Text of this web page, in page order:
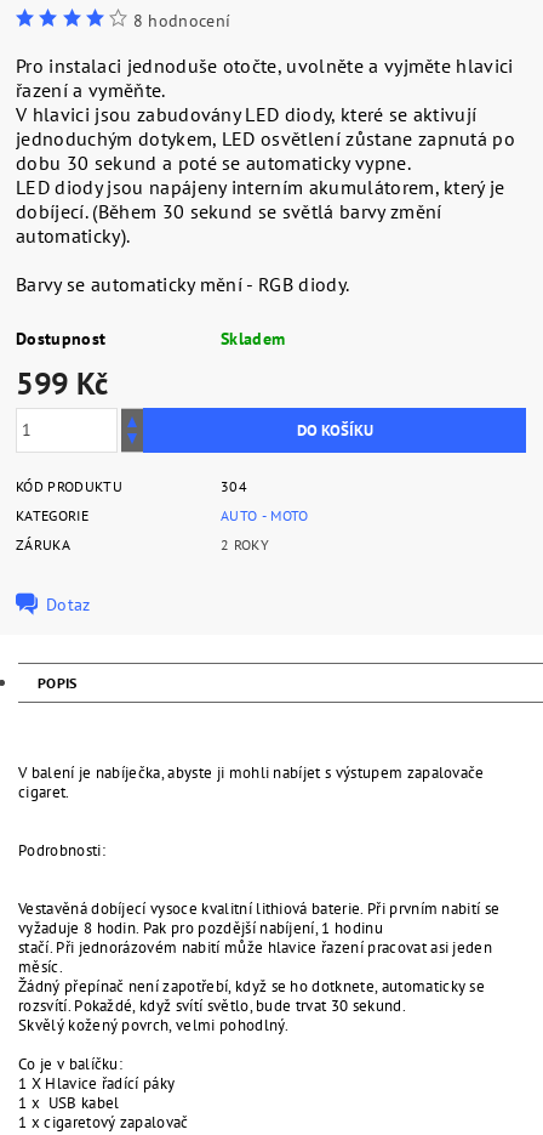
8 hodnocení
Pro instalaci jednoduše otočte, uvolněte a vyjměte hlavici
řazení a vyměňte.
V hlavici jsou zabudovány LED diody, které se aktivují
jednoduchým dotykem, LED osvětlení zůstane zapnutá po
dobu 30 sekund a poté se automaticky vypne.
LED diody jsou napájeny interním akumulátorem, který je
dobíjecí. (Během 30 sekund se světlá barvy změní
automaticky).
Barvy se automaticky mění - RGB diody.
Dostupnost Skladem
599 Kč
KÓD PRODUKTU
304
KATEGORIE
AUTO - MOTO
ZÁRUKA
2 ROKY
Dotaz
POPIS
V balení je nabíječka, abyste ji mohli nabíjet s výstupem zapalovače
cigaret.
Podrobnosti:
Vestavěná dobíjecí vysoce kvalitní lithiová baterie. Při prvním nabití se
vyžaduje 8 hodin. Pak pro pozdější nabíjení, 1 hodinu
stačí. Při jednorázovém nabití může hlavice řazení pracovat asi jeden
měsíc.
Žádný přepínač není zapotřebí, když se ho dotknete, automaticky se
rozsvítí. Pokaždé, když svítí světlo, bude trvat 30 sekund.
Skvělý kožený povrch, velmi pohodlný.
Co je v balíčku:
1 X Hlavice řadící páky
1 x USB kabel
1 x cigaretový zapalovač